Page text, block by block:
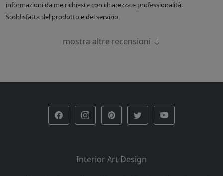
informazioni da me richieste con chiarezza e professionalità.
Soddisfatta del prodotto e del servizio.
mostra altre recensioni
Interior Art Design